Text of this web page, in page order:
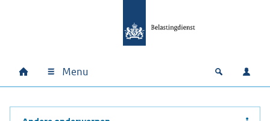
Hoofdnavigatie
Home Menu Open